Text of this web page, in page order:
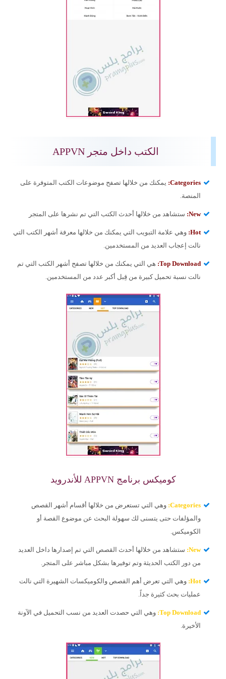
الكتب داخل متجر APPVN
Categories
: يمكنك من خلالها تصفح موضوعات الكتب المتوفرة على
المنصة.
New
: ستشاهد من خلالها أحدث الكتب التي تم نشرها على المتجر
Hot
: وهي علامة التبويب التي يمكنك من خلالها معرفة أشهر الكتب التي
نالت إعجاب العديد من المستخدمين.
Top Download
: هي التي يمكنك من خلالها تصفح أشهر الكتب التي تم
نالت نسبة تحميل كبيرة من قِبل أكبر عدد من المستخدمين.
كوميكس برنامج APPVN للأندرويد
Categories
: وهي التي تستعرض من خلالها أقسام أشهر القصص
والمؤلفات حتى يتسنى لك سهولة البحث عن موضوع القصة أو
الكوميكس.
New
: ستشاهد من خلالها أحدث القصص التي تم إصدارها داخل العديد
من دور الكتب الحديثة وتم توفيرها بشكل مباشر على المتجر.
Hot
: وهي التي تعرض أهم القصص والكوميكسات الشهيرة التي نالت
عمليات بحث كثيرة جداً.
Top Download
: وهي التي حصدت العديد من نسب التحميل في الآونة
الأخيرة.